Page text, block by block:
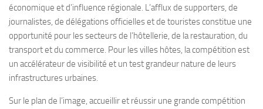
économique et d’influence régionale. L’afflux de supporters, de
journalistes, de délégations officielles et de touristes constitue une
opportunité pour les secteurs de l’hôtellerie, de la restauration, du
transport et du commerce. Pour les villes hôtes, la compétition est
un accélérateur de visibilité et un test grandeur nature de leurs
infrastructures urbaines.
Sur le plan de l’image, accueillir et réussir une grande compétition